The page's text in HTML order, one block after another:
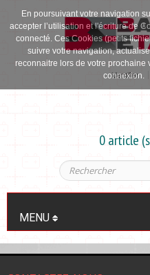
identifier
0 article
MENU
En poursuivant votre navigation
accepter l’utilisation et l'écriture de
connecté. Ces Cookies (petits
suivre votre navigation,
reconnaitre lors de votre prochaine
connexion.